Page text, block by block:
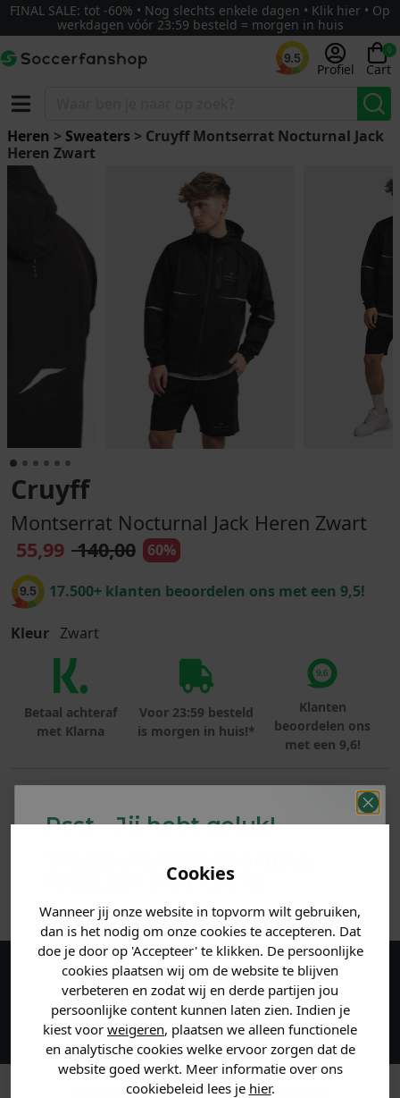
Cookies
Wanneer jij onze website in topvorm wilt gebruiken,
dan is het nodig om onze cookies te accepteren. Dat
doe je door op 'Accepteer' te klikken. De persoonlijke
cookies plaatsen wij om de website te blijven
verbeteren en zodat wij en derde partijen jou
persoonlijke content kunnen laten zien. Indien je
kiest voor weigeren, plaatsen we alleen functionele
en analytische cookies welke ervoor zorgen dat de
website goed werkt. Meer informatie over ons
cookiebeleid lees je hier.
FINAL SALE: tot -60% • Nog slechts enkele dagen • Klik hier • Op
werkdagen vóór 23:59 besteld = morgen in huis
9.5
Profiel
0
Cart
Heren > Sweaters > Cruyff Montserrat Nocturnal Jack
Heren Zwart
Cruyff
Montserrat Nocturnal Jack Heren Zwart
55,99 140,00 60%
9.5 17.500+ klanten beoordelen ons met een 9,5!
Kleur Zwart
Betaal achteraf
met Klarna
Voor 23:59 besteld
is morgen in huis!*
Klanten
beoordelen ons
met een 9,6!
PRODUCTINFORMATIE
ANDERE BESTELDEN OOK
Maak een account aan en ontvang 5%
korting op je eerste bestelling!
Psst... Jij hebt geluk!
Welke mystery
krijg jij? (Tot-30%
Vertel ons waar je naar op
zoek bent. 👇
Heren kleding
Dames kleding